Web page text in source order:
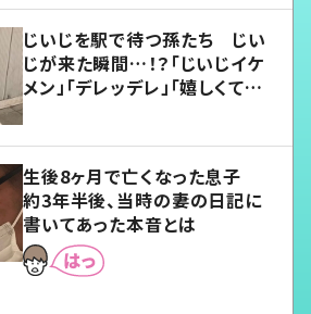
じいじを駅で待つ孫たち じい
じが来た瞬間…！？「じいじイケ
メン」「デレッデレ」「嬉しくて可
生後8ヶ月で亡くなった息子
約3年半後、当時の妻の日記に
書いてあった本音とは